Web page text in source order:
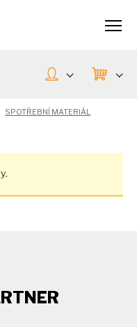
SPOTŘEBNÍ MATERIÁL